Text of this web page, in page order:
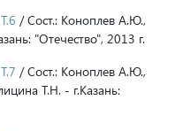
/ Сост.: Коноплев А.Ю.,
"Отечество", 2013 г.
/ Сост.: Коноплев А.Ю.,
Т.Н. - г.Казань: